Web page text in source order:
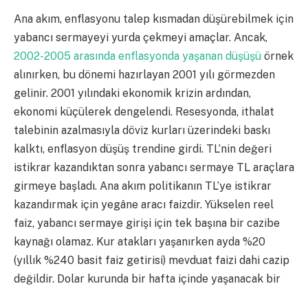
Ana akım, enflasyonu talep kısmadan düşürebilmek için
yabancı sermayeyi yurda çekmeyi amaçlar. Ancak,
2002-2005 arasında enflasyonda yaşanan düşüşü örnek
alınırken, bu dönemi hazırlayan 2001 yılı görmezden
gelinir. 2001 yılındaki ekonomik krizin ardından,
ekonomi küçülerek dengelendi. Resesyonda, ithalat
talebinin azalmasıyla döviz kurları üzerindeki baskı
kalktı, enflasyon düşüş trendine girdi. TL’nin değeri
istikrar kazandıktan sonra yabancı sermaye TL araçlara
girmeye başladı. Ana akım politikanın TL’ye istikrar
kazandırmak için yegâne aracı faizdir. Yükselen reel
faiz, yabancı sermaye girişi için tek başına bir cazibe
kaynağı olamaz. Kur atakları yaşanırken ayda %20
(yıllık %240 basit faiz getirisi) mevduat faizi dahi cazip
değildir. Dolar kurunda bir hafta içinde yaşanacak bir